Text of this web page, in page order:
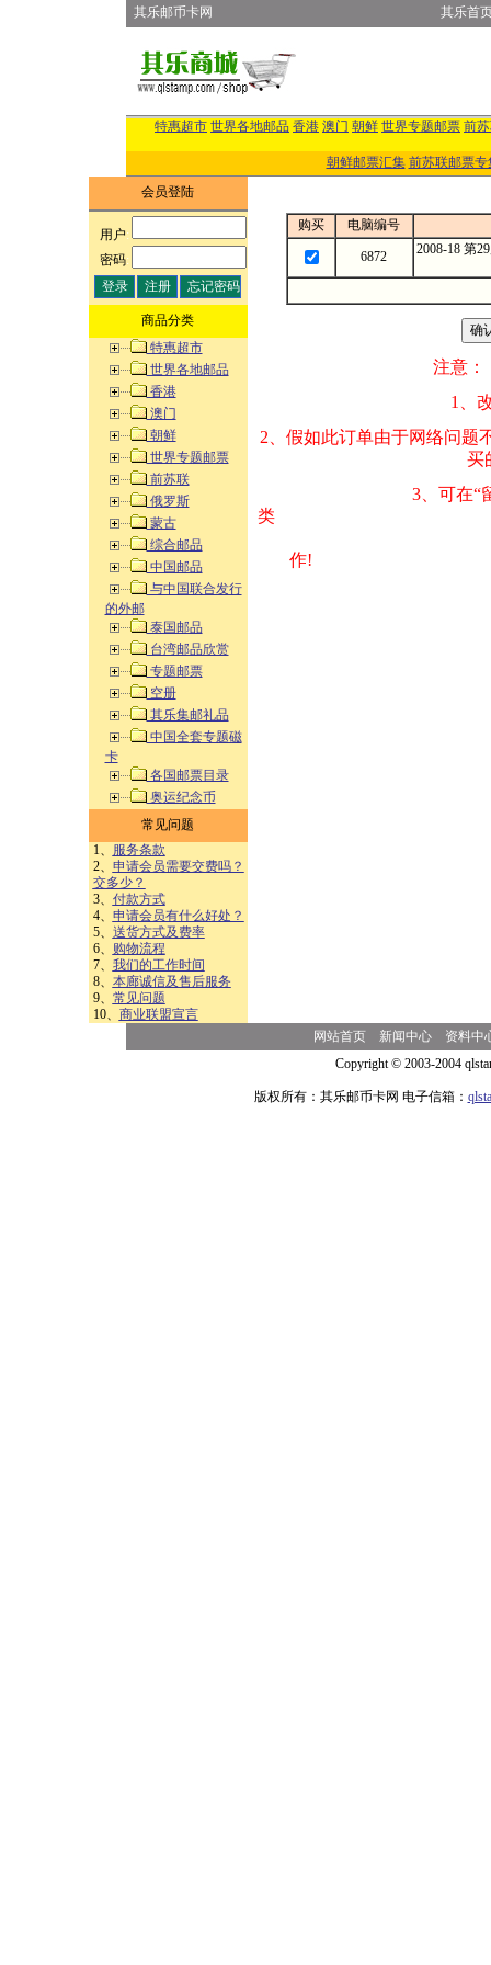
其乐邮币卡网 其乐首
特惠超市 世界各地邮品 香港 澳门 朝鲜 世界专题邮票 前
朝鲜邮票汇集 前苏联邮票专
会员登陆
用户:
密码:
商品分类
特惠超市
世界各地邮品
香港
澳门
朝鲜
世界专题邮票
前苏联
俄罗斯
蒙古
综合邮品
中国邮品
与中国联合发行
的外邮
泰国邮品
台湾邮品欣赏
专题邮票
空册
其乐集邮礼品
中国全套专题磁
卡
各国邮票目录
奥运纪念币
常见问题
1、
服务条款
2、 申请会员需要交费吗？
交多少？
3、 付款方式
4、 申请会员有什么好处？
5、 送货方式及费率
6、
购物流程
7、 我们的工作时间
8、 本廊诚信及售后服务
9、 常见问题
10、 商业联盟宣言
购买 电脑编号
6872 2008-18 第
注意：
1、改变商品数量
2、假如此订单由
买的邮品的“
3、可在“
类 方式告之
作!
网站首页 新闻中心
资料中
Copyright © 2003-2004
版权所有：其乐邮币卡网 电子信箱：